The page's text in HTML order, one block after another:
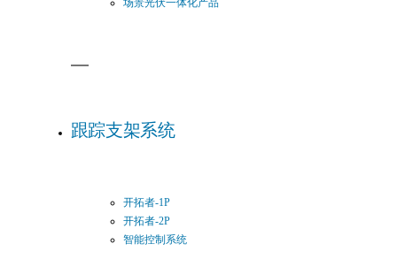
场景光伏一体化产品
跟踪支架系统
开拓者-1P
开拓者-2P
智能控制系统